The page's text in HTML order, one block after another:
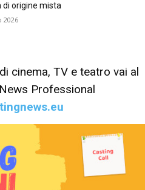
di origine mista
2026
cinema, TV e teatro vai al
Professional